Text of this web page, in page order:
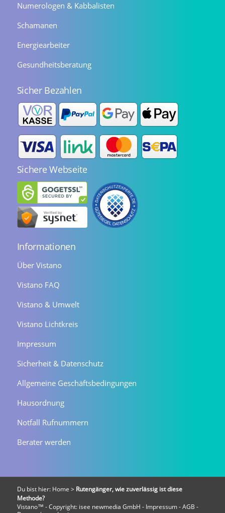
Numerologen & Kabbalisten
Schamanen
Energiearbeiter
Gesundheitsberatung
Sicher Bezahlen
Sichere Webseite
Informationen
Über Vistano
Vistano FAQ
Vistano & Umwelt
Vistano Lichtkreis
Impressum
Sicherheit & Datenschutz
Allgemeine Geschäftsbedingungen
Hausordnung
Notfall Rufnummern
Berater werden
Du bist hier: Home > Rutengänger, wie zuverlässig ist diese
Methode?
Vistano™ - Copyright: isee newmedia GmbH - Impressum-AGB -